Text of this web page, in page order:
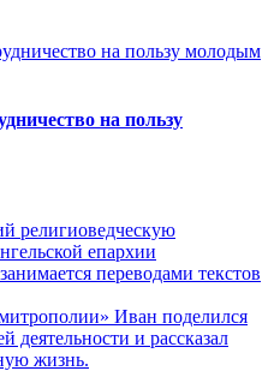
на пользу
религиоведческую
епархии
переводами текстов
Иван поделился
деятельности и рассказал
жизнь.